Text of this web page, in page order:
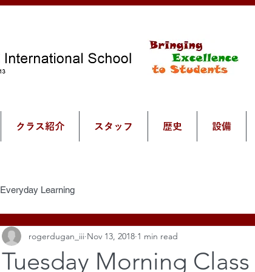
クラス紹介 スタッフ 歴史 設備
Everyday Learning
Tuesday Morning Class
rogerdugan_iii Nov 13, 2018 1 min read